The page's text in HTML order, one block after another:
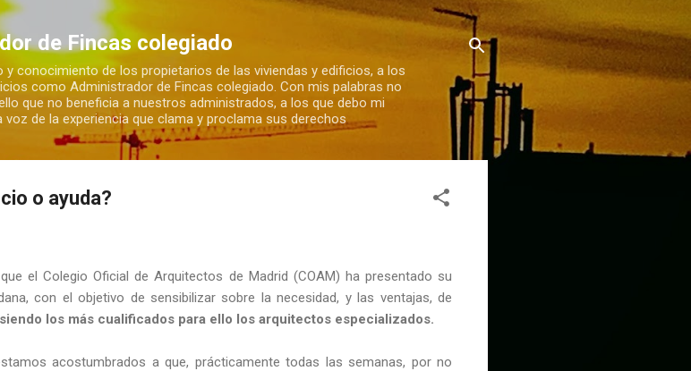
Ir al contenido principal
de Fincas colegiado
conocimiento de los propietarios de las viviendas y edificios, a los
como Administrador de Fincas colegiado. Con mis palabras no
que no beneficia a nuestros administrados, a los que debo mi
de la experiencia que clama y proclama sus derechos
o ayuda?
el Colegio Oficial de Arquitectos de Madrid (COAM) ha presentado su
con el objetivo de sensibilizar sobre la necesidad, y las ventajas, de
siendo los más cualificados para ello los arquitectos especializados.
acostumbrados a que, prácticamente todas las semanas, por no